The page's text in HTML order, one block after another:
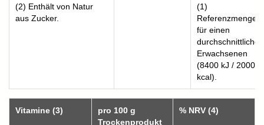
(2) Enthält von Natur
aus Zucker.
(1)
Referenzmenge
für einen
durchschnittlichen
Erwachsenen
(8400 kJ / 2000
kcal).
Vitamine (3)
pro 100 g
Trockenprodukt
% NRV (4)